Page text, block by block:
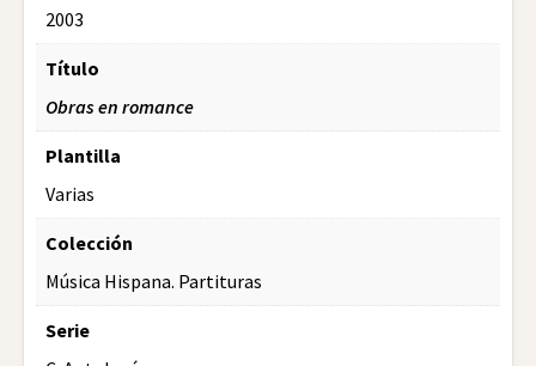
2003
Título
Obras en romance
Plantilla
Varias
Colección
Música Hispana. Partituras
Serie